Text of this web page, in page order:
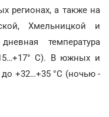
регионах, а также на
Хмельницкой и
температура
С). В южных и
до +32…+35 °С (ночью -